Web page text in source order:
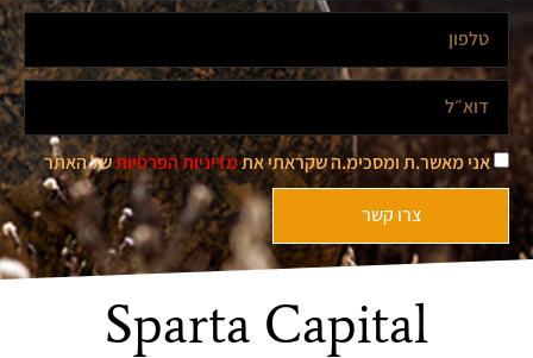
אני מאשר.ת ומסכימ.ה שקראתי אתמדיניות הפרטיותשל האתר
צרו קשר
Sparta Capital